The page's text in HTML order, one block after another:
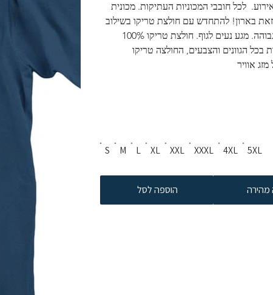
לכל חובבי המכוניות העתיקות. מכונית
בארון! להתחדש עם חולצת טריקו בשילוב
בכל הגוונים והצבעים, החולצה טריקו
אוויר
S M L XL XXL XXXL 4XL 5XL
הוספה לסל מהירה